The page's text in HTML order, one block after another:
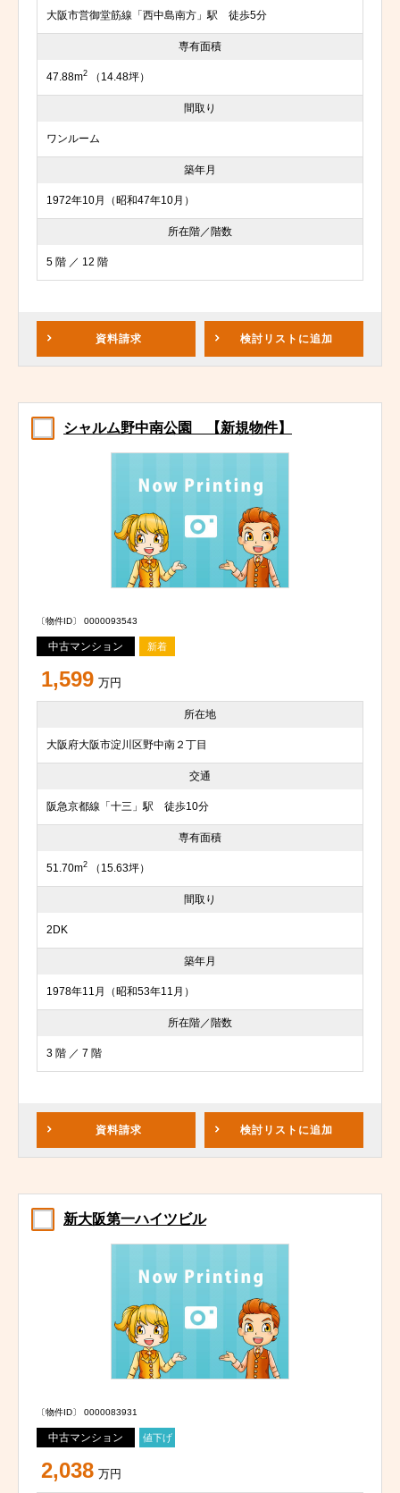
大阪市営御堂筋線「西中島南方」駅 徒歩5分
専有面積
47.88m2 （14.48坪）
間取り
ワンルーム
築年月
1972年10月（昭和47年10月）
所在階／階数
5 階 ／ 12 階
資料請求 検討リスト に追加
シャルム野中南公園 【新規物件】
〔物件ID〕 0000093543
中古マンション 新着
1,599 万円
所在地
大阪府大阪市淀川区野中南２丁目
交通
阪急京都線「十三」駅 徒歩10分
専有面積
51.70m2 （15.63坪）
間取り
2DK
築年月
1978年11月（昭和53年11月）
所在階／階数
3 階 ／ 7 階
資料請求 検討リスト に追加
新大阪第一ハイツビル
〔物件ID〕 0000083931
中古マンション 値下げ
2,038 万円